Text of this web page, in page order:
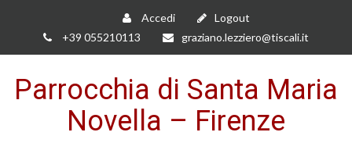
Accedi
Logout
+39 055210113
graziano.lezziero@tiscali.it
Parrocchia di Santa Maria
Novella – Firenze